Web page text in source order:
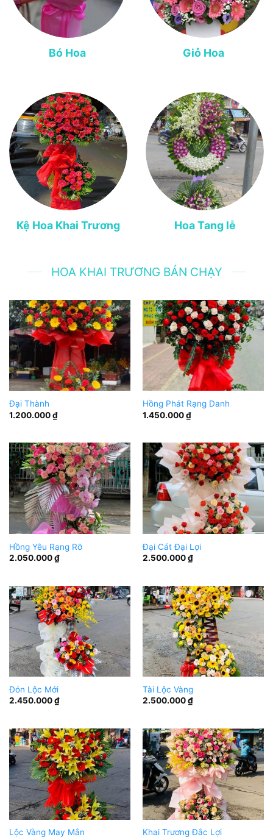
Bó Hoa Giỏ Hoa
Kệ Hoa Khai Trương Hoa Tang lễ
HOA KHAI TRƯƠNG BÁN CHẠY
Đại Thành
1.200.000₫
Hồng Phát Rạng Danh
1.450.000₫
Hồng Yêu Rạng Rỡ
2.050.000₫
Đại Cát Đại Lợi
2.500.000₫
Đón Lộc Mới
2.450.000₫
Tài Lộc Vàng
2.500.000₫
Lộc Vàng May Mắn
Khai Trương Đắc Lợi